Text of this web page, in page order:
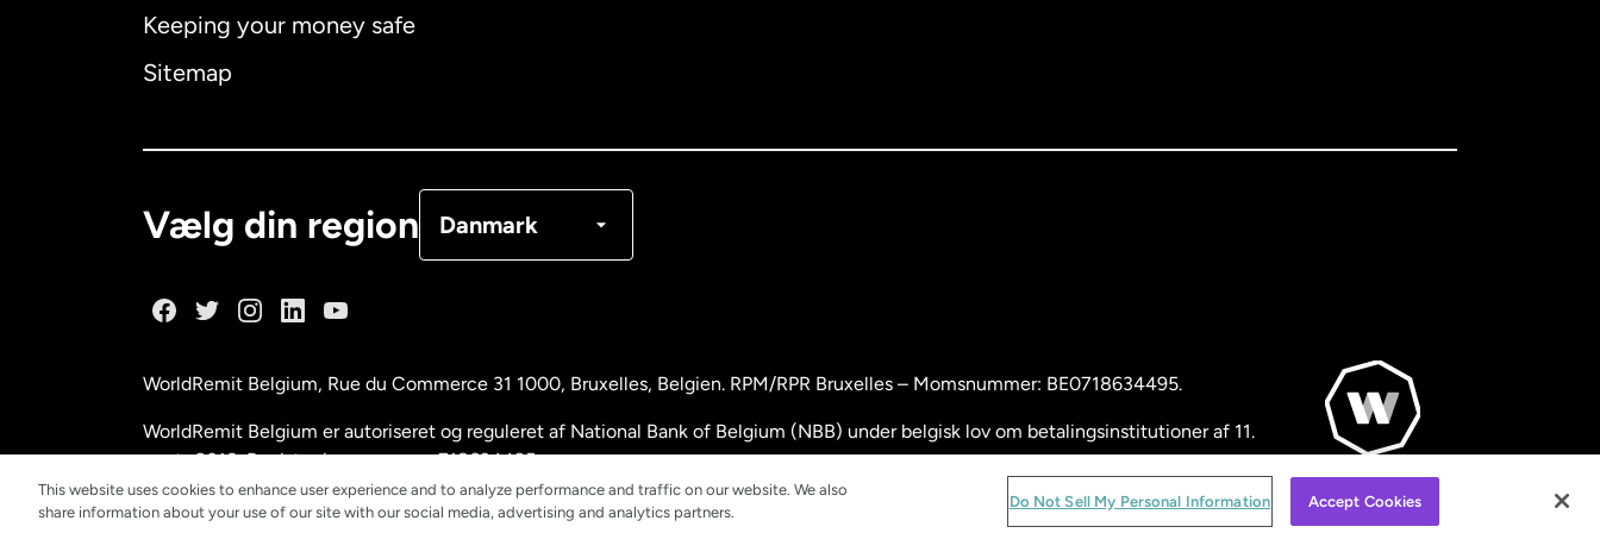
Keeping your money safe
Sitemap
Vælg din region Danmark
Malaysia
New Zealand
WorldRemit Belgium, Rue du Commerce 31 1000, Bruxelles, Belgien. RPM/RPR Bruxelles – Momsnummer: BE0718634495.
WorldRemit Belgium er autoriseret og reguleret af National Bank of Belgium (NBB) under belgisk lov om betalingsinstitutioner af 11.
marts 2018. Registreringsnummer: 718634495.
This website uses cookies to enhance user experience and to analyze performance and traffic on our website. We also
share information about your use of our site with our social media, advertising and analytics partners.
Do Not Sell My Personal Information Accept Cookies